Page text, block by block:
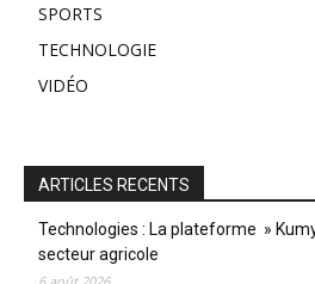
SPORTS
TECHNOLOGIE
VIDÉO
ARTICLES RECENTS
Technologies : La plateforme »
secteur agricole